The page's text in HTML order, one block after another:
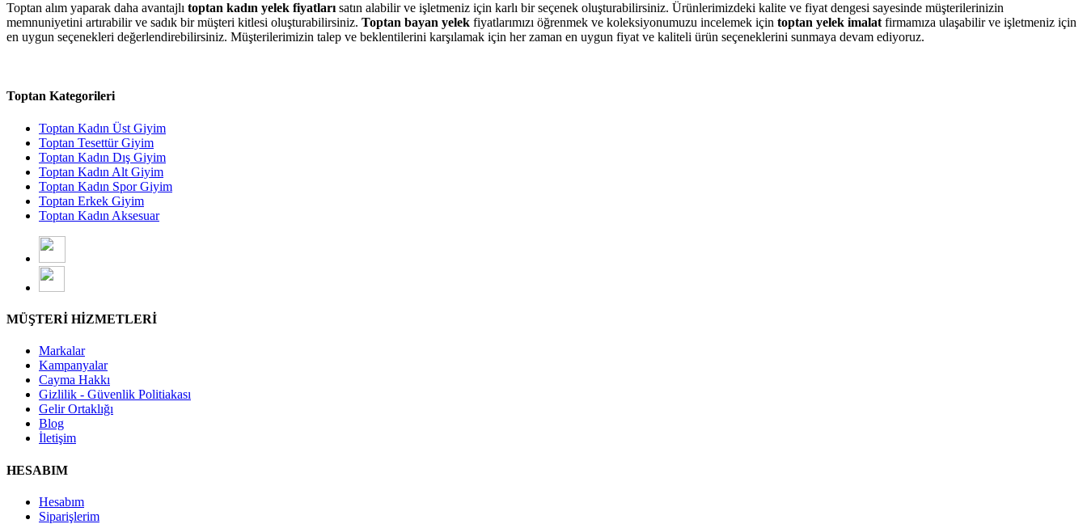
Toptan alım yaparak daha avantajlı toptan kadın yelek fiyatları satın alabilir ve işletmeniz için karlı bir seçenek oluşturabilirsiniz. Ürünlerimizdeki kalite ve fiyat dengesi sayesinde müşterilerinizin
memnuniyetini artırabilir ve sadık bir müşteri kitlesi oluşturabilirsiniz. Toptan bayan yelek fiyatlarımızı öğrenmek ve koleksiyonumuzu incelemek için toptan yelek imalat firmamıza ulaşabilir ve işletmeniz için
en uygun seçenekleri değerlendirebilirsiniz. Müşterilerimizin talep ve beklentilerini karşılamak için her zaman en uygun fiyat ve kaliteli ürün seçeneklerini sunmaya devam ediyoruz.
Toptan Kategorileri
Toptan Kadın Üst Giyim
Toptan Tesettür Giyim
Toptan Kadın Dış Giyim
Toptan Kadın Alt Giyim
Toptan Kadın Spor Giyim
Toptan Erkek Giyim
Toptan Kadın Aksesuar
MÜŞTERİ HİZMETLERİ
Markalar
Kampanyalar
Cayma Hakkı
Gizlilik - Güvenlik Politiakası
Gelir Ortaklığı
Blog
İletişim
HESABIM
Hesabım
Siparişlerim